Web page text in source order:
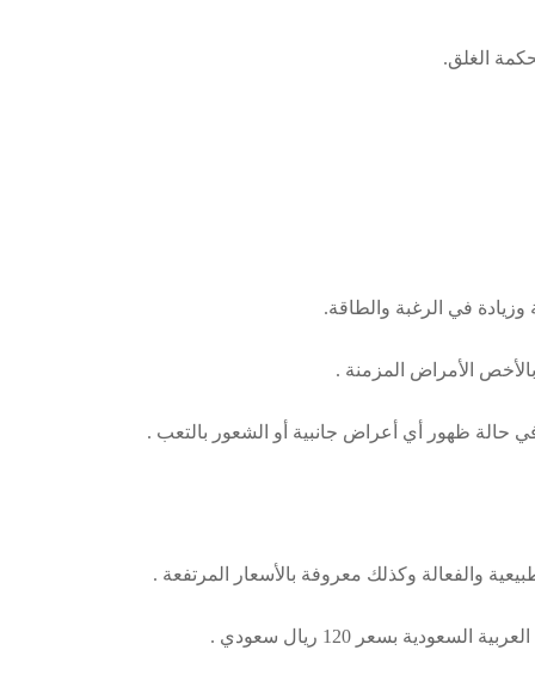
الغلق.
في الرغبة والطاقة.
الأمراض المزمنة .
حالة ظهور أي أعراض جانبية أو الشعور بالتعب .
والفعالة وكذلك معروفة بالأسعار المرتفعة .
بسعر 120 ريال سعودي .